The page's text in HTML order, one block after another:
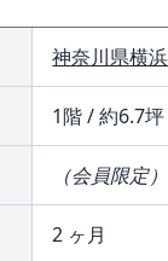
神奈川県横
1階 / 約6.7
（会員限定）
2 ヶ月